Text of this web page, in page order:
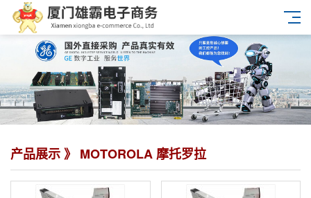
产品展示 》 MOTOROLA 摩托罗拉